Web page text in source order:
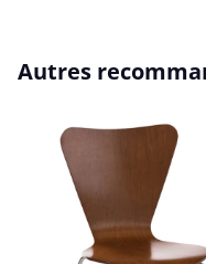
Ignorer la galerie de
Autres